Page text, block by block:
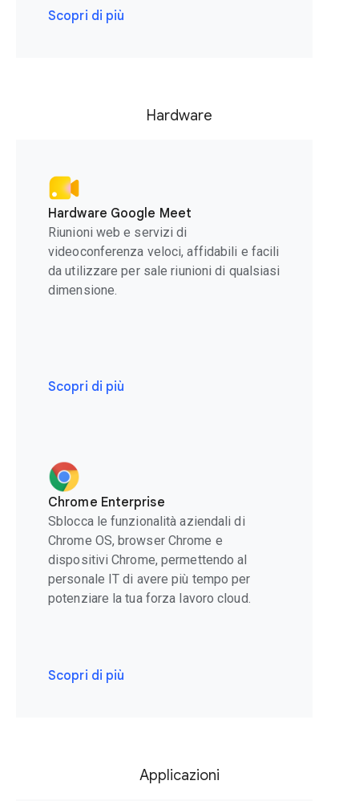
Scopri di più
Hardware
Hardware Google Meet
Riunioni web e servizi di
videoconferenza veloci, affidabili e facili
da utilizzare per sale riunioni di qualsiasi
dimensione.
Scopri di più
Chrome Enterprise
Sblocca le funzionalità aziendali di
Chrome OS, browser Chrome e
dispositivi Chrome, permettendo al
personale IT di avere più tempo per
potenziare la tua forza lavoro cloud.
Scopri di più
Applicazioni